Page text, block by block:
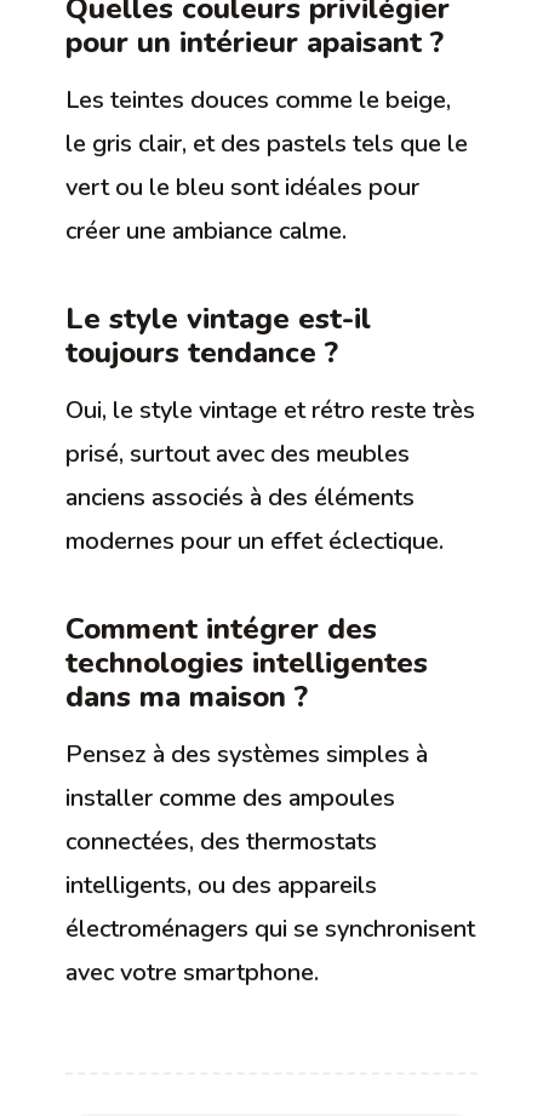
Quelles couleurs privilégier
pour un intérieur apaisant ?
Les teintes douces comme le beige,
le gris clair, et des pastels tels que le
vert ou le bleu sont idéales pour
créer une ambiance calme.
Le style vintage est-il
toujours tendance ?
Oui, le style vintage et rétro reste très
prisé, surtout avec des meubles
anciens associés à des éléments
modernes pour un effet éclectique.
Comment intégrer des
technologies intelligentes
dans ma maison ?
Pensez à des systèmes simples à
installer comme des ampoules
connectées, des thermostats
intelligents, ou des appareils
électroménagers qui se synchronisent
avec votre smartphone.